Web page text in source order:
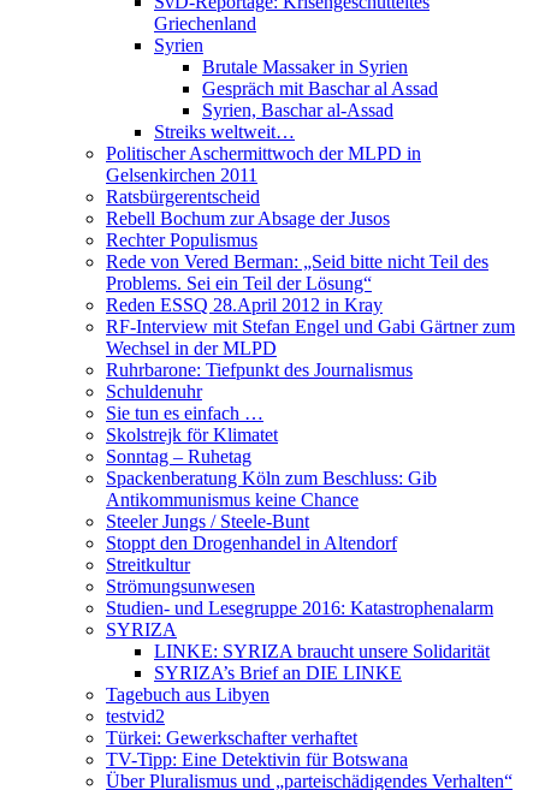
Griechenland
Syrien
Brutale Massaker in Syrien
Gespräch mit Baschar al Assad
Syrien, Baschar al-Assad
Streiks weltweit…
Politischer Aschermittwoch der MLPD in
Gelsenkirchen 2011
Ratsbürgerentscheid
Rebell Bochum zur Absage der Jusos
Rechter Populismus
Rede von Vered Berman: „Seid bitte nicht Teil des
Problems. Sei ein Teil der Lösung“
Reden ESSQ 28.April 2012 in Kray
RF-Interview mit Stefan Engel und Gabi Gärtner zum
Wechsel in der MLPD
Ruhrbarone: Tiefpunkt des Journalismus
Schuldenuhr
Sie tun es einfach …
Skolstrejk för Klimatet
Sonntag – Ruhetag
Spackenberatung Köln zum Beschluss: Gib
Antikommunismus keine Chance
Steeler Jungs / Steele-Bunt
Stoppt den Drogenhandel in Altendorf
Streitkultur
Strömungsunwesen
Studien- und Lesegruppe 2016: Katastrophenalarm
SYRIZA
LINKE: SYRIZA braucht unsere Solidarität
SYRIZA’s Brief an DIE LINKE
Tagebuch aus Libyen
testvid2
Türkei: Gewerkschafter verhaftet
TV-Tipp: Eine Detektivin für Botswana
Über Pluralismus und „parteischädigendes Verhalten“